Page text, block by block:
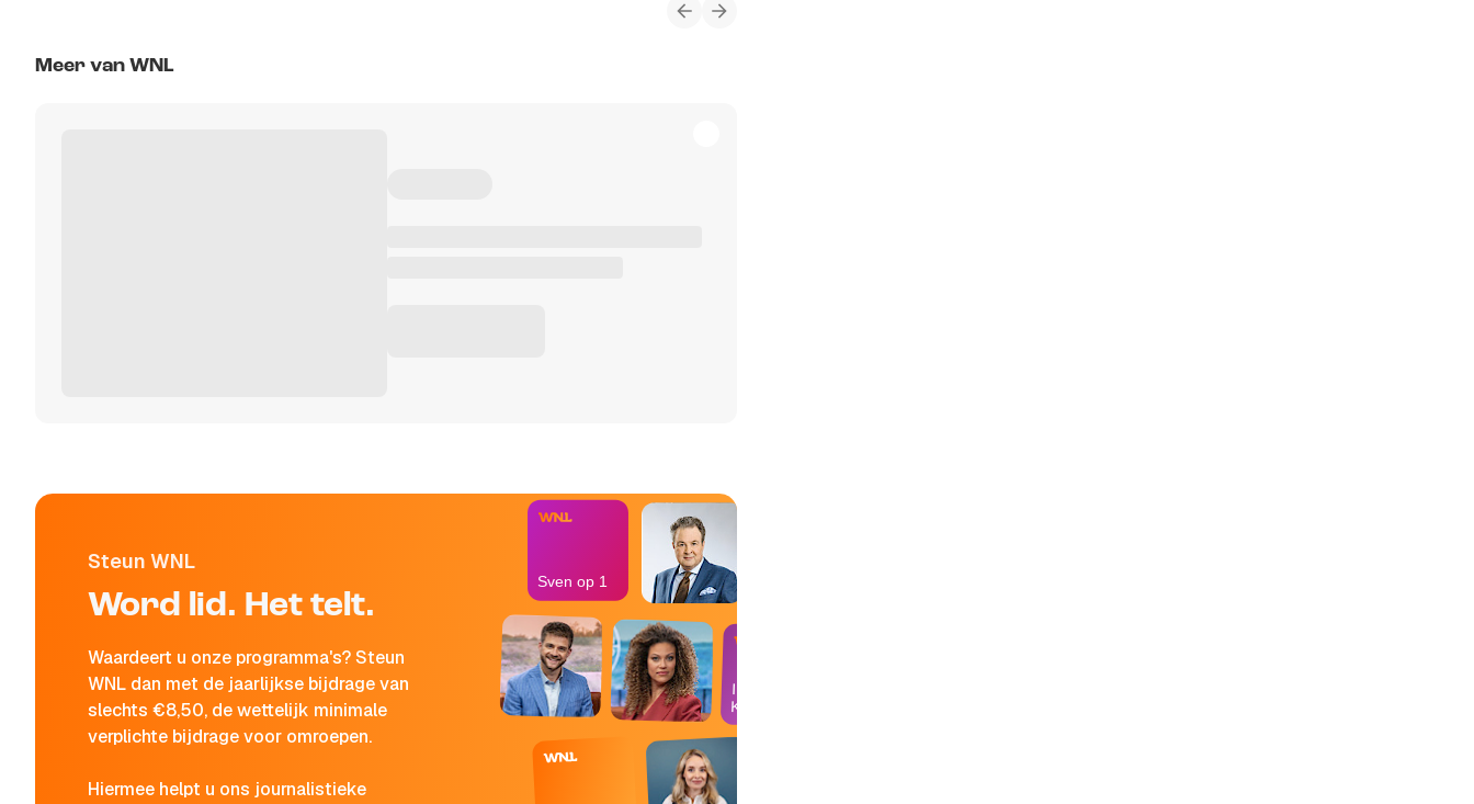
Meer van WNL
Steun WNL
Word lid. Het telt.
Waardeert u onze programma's? Steun
WNL dan met de jaarlijkse bijdrage van
slechts €8,50, de wettelijk minimale
verplichte bijdrage voor omroepen.
Hiermee helpt u ons journalistieke
In de
Kantine
Sven op 1